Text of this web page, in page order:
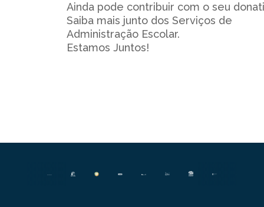
Ainda pode contribuir com o seu
Saiba mais junto dos Serviços de
Administração Escolar.
Estamos Juntos!